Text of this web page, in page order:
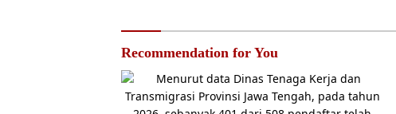
Recommendation for You